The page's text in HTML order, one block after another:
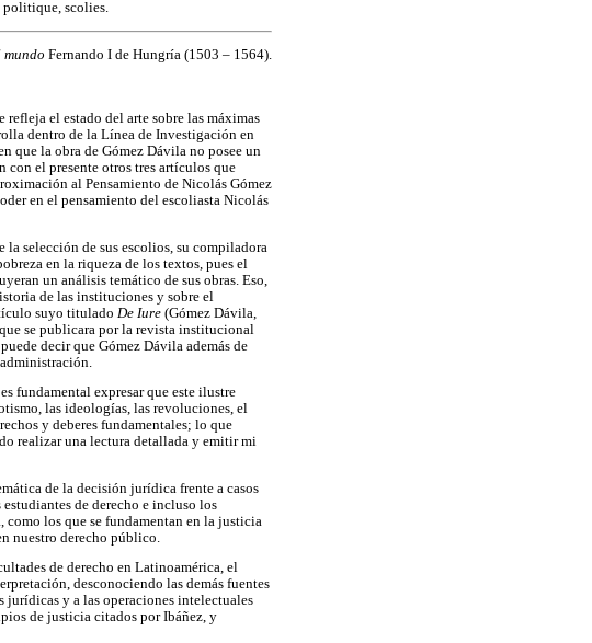
politique, scolies.
Fernando I de Hungría (1503 – 1564).
el estado del arte sobre las máximas
dentro de la Línea de Investigación en
que la obra de Gómez Dávila no posee un
el presente otros tres artículos que
al Pensamiento de Nicolás Gómez
en el pensamiento del escoliasta Nicolás
selección de sus escolios, su compiladora
en la riqueza de los textos, pues el
un análisis temático de sus obras. Eso,
de las instituciones y sobre el
suyo titulado De Iure (Gómez Dávila,
se publicara por la revista institucional
decir que Gómez Dávila además de
fundamental expresar que este ilustre
las ideologías, las revoluciones, el
y deberes fundamentales; lo que
realizar una lectura detallada y emitir mi
de la decisión jurídica frente a casos
de derecho e incluso los
los que se fundamentan en la justicia
nuestro derecho público.
de derecho en Latinoamérica, el
desconociendo las demás fuentes
jurídicas y a las operaciones intelectuales
de justicia citados por Ibáñez, y